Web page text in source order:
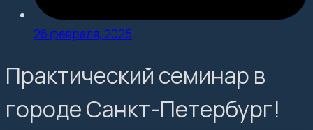
26 февраля, 2025
Практический семинар в
городе Санкт-Петербург!